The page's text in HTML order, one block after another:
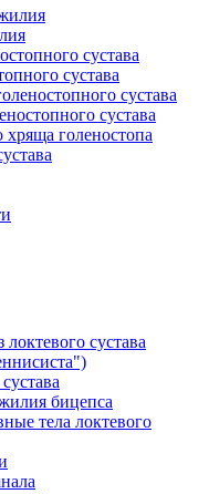
сустава
сустава
сустава
сустава
голеностопа
сустава
бицепса
тела локтевого